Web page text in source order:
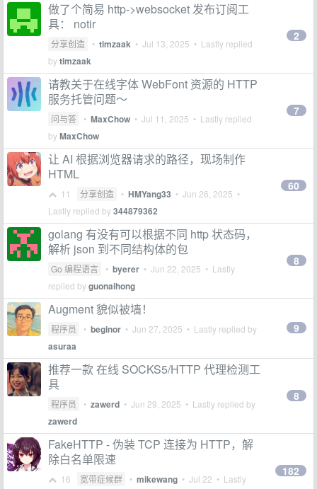
做了个简易 http->websocket 发布订阅工
具： notir
分享创造 • timzaak • Jul 13, 2025 • Lastly replied
bytimzaak
2
请教关于在线字体 WebFont 资源的 HTTP
服务托管问题～
问与答 • MaxChow • Jul 11, 2025 • Lastly replied
byMaxChow
7
让 AI 根据浏览器请求的路径，现场制作
HTML
11 分享创造 • HMYang33 • Jun 26, 2025 •
Lastly replied by344879362
60
golang 有没有可以根据不同 http 状态码，
解析 json 到不同结构体的包
Go 编程语言 • byerer • Jun 22, 2025 • Lastly
replied byguonaihong
8
Augment 貌似被墙！
程序员 • beginor • Jun 27, 2025 • Lastly replied by
asuraa
9
推荐一款 在线 SOCKS5/HTTP 代理检测工
具
程序员 • zawerd • Jun 29, 2025 • Lastly replied by
zawerd
8
FakeHTTP - 伪装 TCP 连接为 HTTP，解
除白名单限速
16 宽带症候群 • mikewang • Jul 22 • Lastly
182